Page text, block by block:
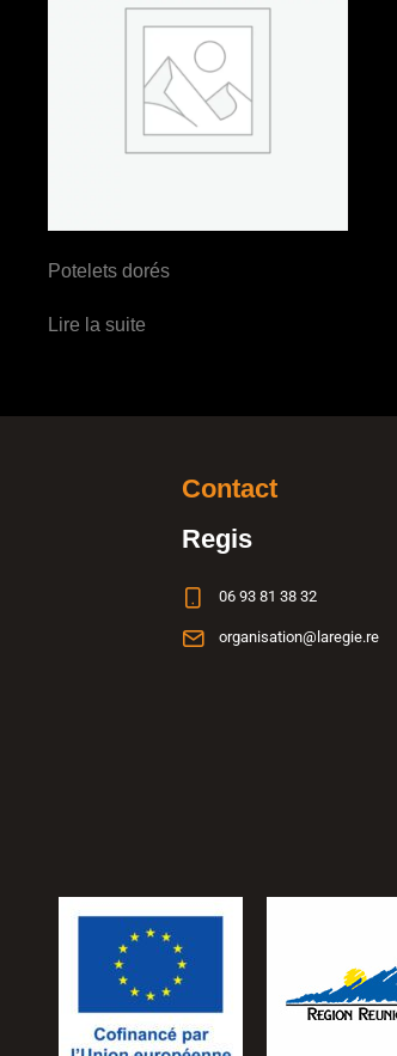
Potelets dorés
Lire la suite
Contact
Regis
06 93 81 38 32
organisation@laregie.re